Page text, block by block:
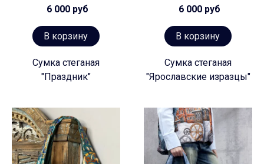
6 000 руб
В корзину
Сумка стеганая
"Праздник"
6 000 руб
В корзину
Сумка стеганая
"Ярославские изразцы"